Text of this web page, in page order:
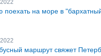
поехать на море в
маршрут свяжет